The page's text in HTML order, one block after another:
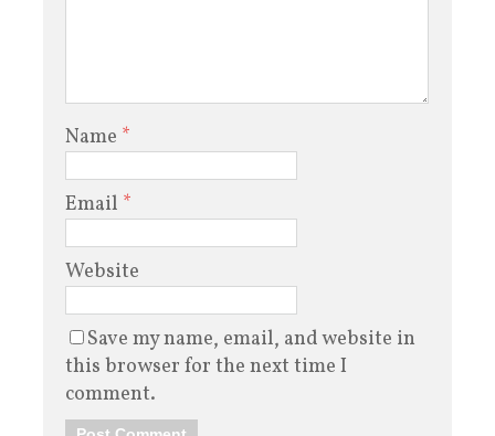
Name *
Email *
Website
Save my name, email, and website in
this browser for the next time I
comment.